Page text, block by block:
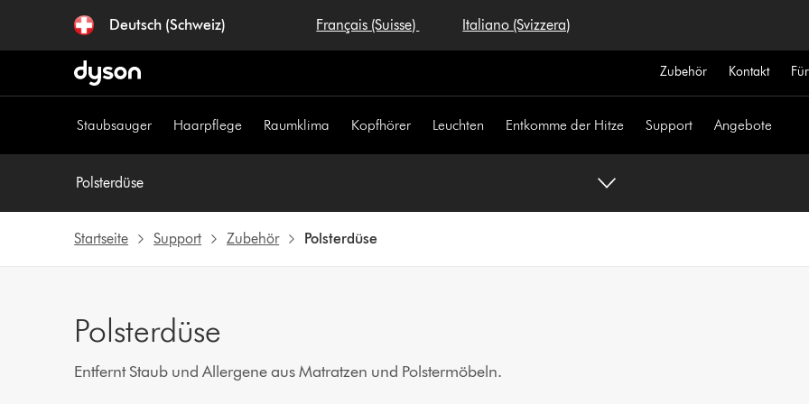
überspringen
Deutsch (Schweiz) Français (Suisse) Italiano (Svizzera)
Zubehör Kontakt
Staubsauger Haarpflege Raumklima Kopfhörer Leuchten Entkomme der Hitze Support Angebote
Polsterdüse
Startseite Support Zubehör Polsterdüse
Polsterdüse
Entfernt Staub und Allergene aus Matratzen und Polstermöbeln.